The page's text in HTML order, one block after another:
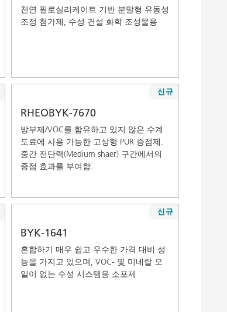
천연 필로실리케이트 기반 분말형 유동성
조정 첨가제, 수성 건설 화학 조성물용
RHEOBYK-7670
방부제/VOC를 함유하고 있지 않은 수계
도료에 사용 가능한 고상형 PUR 증점제.
중간 전단력(Medium shaer) 구간에서의
증점 효과를 부여함.
신규
BYK-1641
혼합하기 매우 쉽고 우수한 가격 대비 성
능을 가지고 있으며, VOC- 및 미네랄 오
일이 없는 수성 시스템용 소포제
신규